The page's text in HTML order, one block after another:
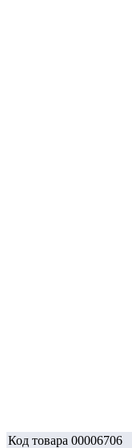
Код товара 00006706